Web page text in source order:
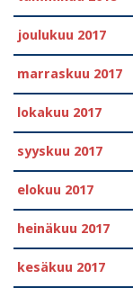
joulukuu 2017
marraskuu 2017
lokakuu 2017
syyskuu 2017
elokuu 2017
heinäkuu 2017
kesäkuu 2017